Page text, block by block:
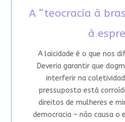
A “teocracia à
à
A laicidade é o que nos
Deveria garantir que
interferir na
pressuposto está
direitos de mulheres e
democracia – não causa o